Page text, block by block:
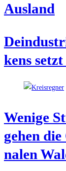
Ausland
kens
Weni­ge
gehen
na­len